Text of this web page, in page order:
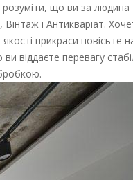
розуміти, що ви за
і Антикваріат.
прикраси повісьте на
віддаєте перевагу